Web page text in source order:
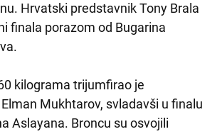
Hrvatski predstavnik Tony Brala
finala porazom od Bugarina
kilograma trijumfirao je
Mukhtarov, svladavši u finalu
Aslayana. Broncu su osvojili